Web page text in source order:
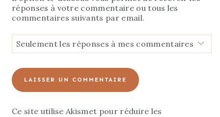
réponses à votre commentaire ou tous les
commentaires suivants par email.
Ce site utilise Akismet pour réduire les